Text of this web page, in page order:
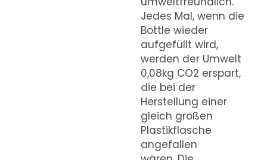
Jedes Mal, wenn die
Bottle wieder
aufgefüllt wird,
werden der Umwelt
0,08kg CO2 erspart,
die bei der
Herstellung einer
gleich großen
Plastikflasche
angefallen